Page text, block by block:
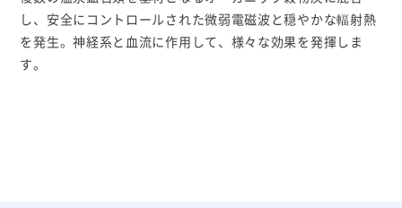
し、安全にコントロールされた微弱電磁波と穏やかな輻射熱
を発生。神経系と血流に作用して、様々な効果を発揮しま
す。